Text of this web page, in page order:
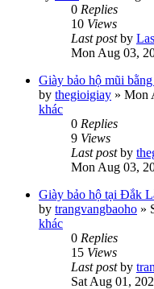
0 Replies
10 Views
Last postby
Mon Aug 03,
Giày bảo hộ mũi
by thegioigiay » Mon
khác
0 Replies
9 Views
Last postby
Mon Aug 03,
Giày bảo hộ tại Đắk
by trangvangbaoho »
khác
0 Replies
15 Views
Last postby
Sat Aug 01,